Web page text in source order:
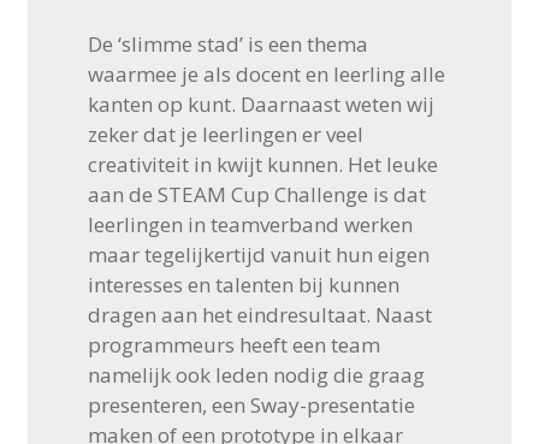
De ‘slimme stad’ is een thema
waarmee je als docent en leerling alle
kanten op kunt. Daarnaast weten wij
zeker dat je leerlingen er veel
creativiteit in kwijt kunnen. Het leuke
aan de STEAM Cup Challenge is dat
leerlingen in teamverband werken
maar tegelijkertijd vanuit hun eigen
interesses en talenten bij kunnen
dragen aan het eindresultaat. Naast
programmeurs heeft een team
namelijk ook leden nodig die graag
presenteren, een Sway-presentatie
maken of een prototype in elkaar